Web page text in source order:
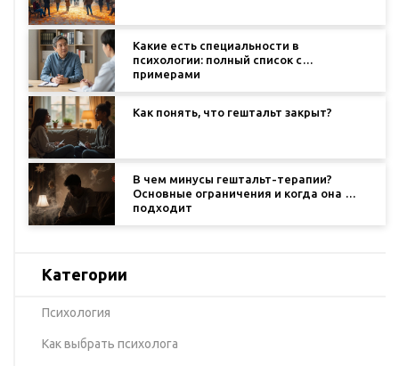
Какие есть специальности в
психологии: полный список с
примерами
Как понять, что гештальт закрыт?
В чем минусы гештальт-терапии?
Основные ограничения и когда она не
подходит
Категории
Психология
Как выбрать психолога